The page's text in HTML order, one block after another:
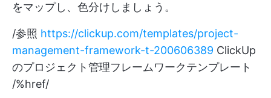
をマップし、色分けしましょう。
/参照 https://clickup.com/templates/project-
management-framework-t-200606389 ClickUp
のプロジェクト管理フレームワークテンプレート
/%href/